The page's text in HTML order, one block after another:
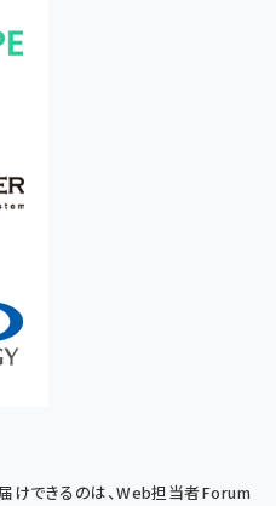
けできるのは、Web担当者Forum